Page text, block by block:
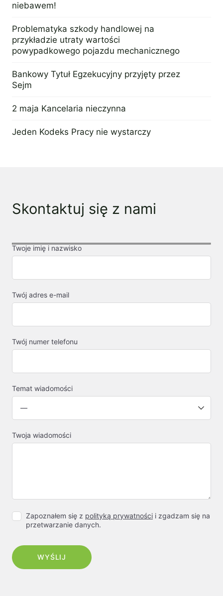
niebawem!
Problematyka szkody handlowej na
przykładzie utraty wartości
powypadkowego pojazdu mechanicznego
Bankowy Tytuł Egzekucyjny przyjęty przez
Sejm
2 maja Kancelaria nieczynna
Jeden Kodeks Pracy nie wystarczy
Skontaktuj się z nami
Twoje imię i nazwisko
Twój adres e-mail
Twój numer telefonu
Temat wiadomości
Twoja wiadomości
Zapoznałem się z polityką prywatności i zgadzam się na
przetwarzanie danych.